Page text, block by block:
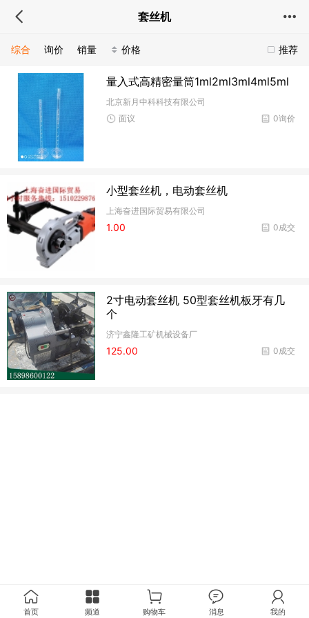
套丝机
推荐
综合 询价 销量 价格
量入式高精密量筒1ml2ml3ml4ml5ml
北京新月中科科技有限公司
0询价
面议
小型套丝机，电动套丝机
上海奋进国际贸易有限公司
0成交
1.00
2寸电动套丝机 50型套丝机板牙有几
个
济宁鑫隆工矿机械设备厂
0成交
125.00
首页 频道 购物车 消息 我的